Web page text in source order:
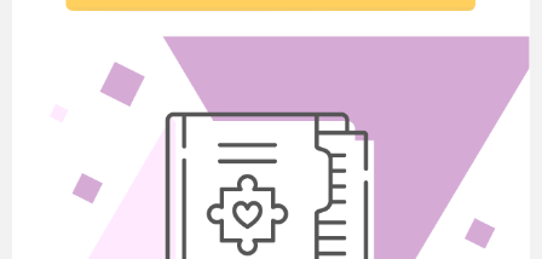
Fill in proper reflexive pronouns
1. The lights switch on……..automatically.
2. Can you lay the tables …….., girls?
3. We should make the decision ……
4. This mirror is too dirty. I can`t see…….
5. Alan and Tom painted the house ……